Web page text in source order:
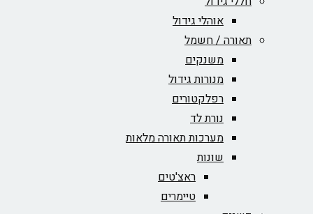
אוהלי גידול
תאורה / חשמל
משנקים
מנורות גידול
רפלקטורים
נורת לד
מערכות תאורה מלאות
שונות
ראצ'טים
טיימרים